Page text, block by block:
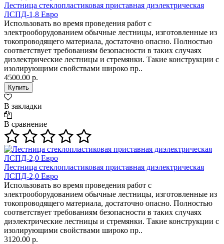
Лестница стеклопластиковая приставная диэлектрическая
ЛСПД-1,8 Евро
Использовать во время проведения работ с
электрооборудованием обычные лестницы, изготовленные из
токопроводящего материала, достаточно опасно. Полностью
соответствует требованиям безопасности в таких случаях
диэлектрические лестницы и стремянки. Такие конструкции с
изолирующими свойствами широко пр..
4500.00 р.
В закладки
В сравнение
Лестница стеклопластиковая приставная диэлектрическая
ЛСПД-2,0 Евро
Использовать во время проведения работ с
электрооборудованием обычные лестницы, изготовленные из
токопроводящего материала, достаточно опасно. Полностью
соответствует требованиям безопасности в таких случаях
диэлектрические лестницы и стремянки. Такие конструкции с
изолирующими свойствами широко пр..
3120.00 р.